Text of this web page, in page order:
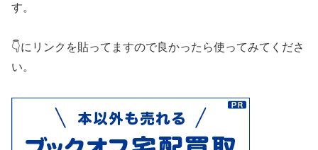
す。
👇にリンクを貼ってますので良かったら使ってみてくださ
い。